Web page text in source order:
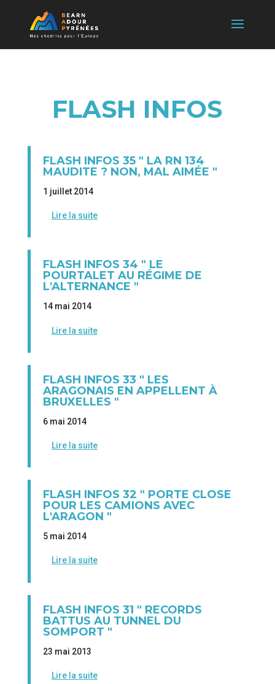
FLASH INFOS
FLASH INFOS 35 " LA RN 134
MAUDITE ? NON, MAL AIMÉE "
1 juillet 2014
Lire la suite
FLASH INFOS 34 " LE
POURTALET AU RÉGIME DE
L'ALTERNANCE "
14 mai 2014
Lire la suite
FLASH INFOS 33 " LES
ARAGONAIS EN APPELLENT À
BRUXELLES "
6 mai 2014
Lire la suite
FLASH INFOS 32 " PORTE CLOSE
POUR LES CAMIONS AVEC
L'ARAGON "
5 mai 2014
Lire la suite
FLASH INFOS 31 " RECORDS
BATTUS AU TUNNEL DU
SOMPORT "
23 mai 2013
Lire la suite